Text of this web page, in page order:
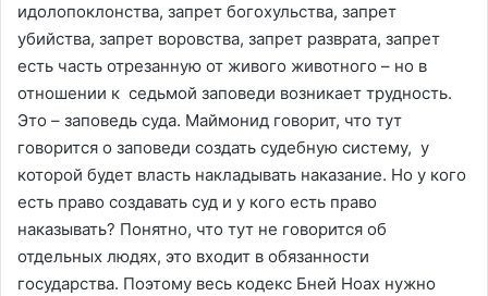
идолопоклонства, запрет богохульства, запрет
убийства, запрет воровства, запрет разврата, запрет
есть часть отрезанную от живого животного – но в
отношении к седьмой заповеди возникает трудность.
Это – заповедь суда. Маймонид говорит, что тут
говорится о заповеди создать судебную систему, у
которой будет власть накладывать наказание. Но у кого
есть право создавать суд и у кого есть право
наказывать? Понятно, что тут не говорится об
отдельных людях, это входит в обязанности
государства. Поэтому весь кодекс Бней Ноах нужно